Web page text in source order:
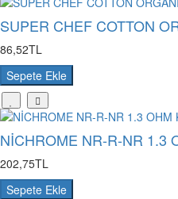
SUPER CHEF COTTON
86,52TL
Sepete Ekle
NİCHROME NR-R-NR 1.3
202,75TL
Sepete Ekle